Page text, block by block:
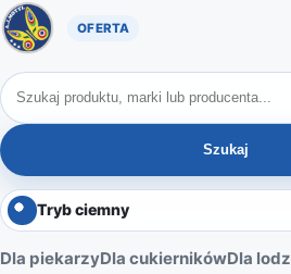
Oferta A. Motyl
Szukaj produktów
Szukaj
Tryb ciemny
Dla piekarzyDla cukiernikówDla